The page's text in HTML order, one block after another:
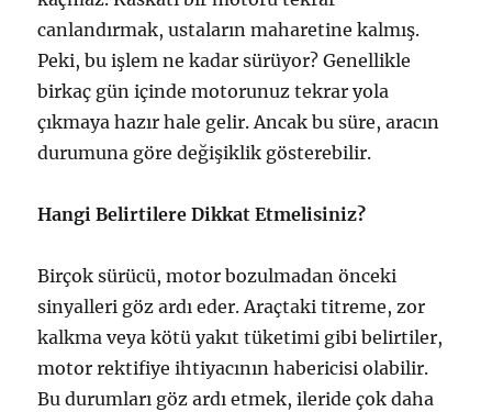
canlandırmak, ustaların maharetine kalmış.
Peki, bu işlem ne kadar sürüyor? Genellikle
birkaç gün içinde motorunuz tekrar yola
çıkmaya hazır hale gelir. Ancak bu süre, aracın
durumuna göre değişiklik gösterebilir.
Hangi Belirtilere Dikkat Etmelisiniz?
Birçok sürücü, motor bozulmadan önceki
sinyalleri göz ardı eder. Araçtaki titreme, zor
kalkma veya kötü yakıt tüketimi gibi belirtiler,
motor rektifiye ihtiyacının habericisi olabilir.
Bu durumları göz ardı etmek, ileride çok daha